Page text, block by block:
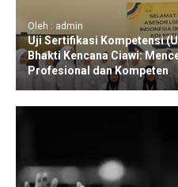
Oleh : admin
Uji Sertifikasi Kompetensi
Bhakti Kencana Ciawi:
Profesional dan Kompeten